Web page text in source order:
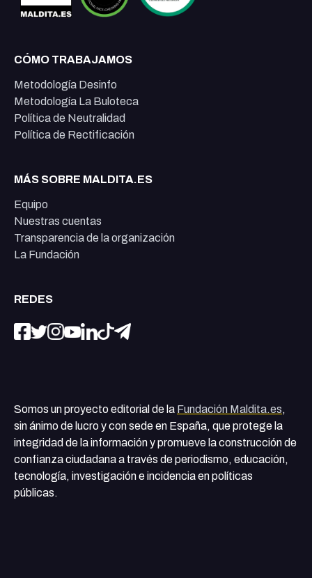
CÓMO TRABAJAMOS
Metodología Desinfo
Metodología La Buloteca
Política de Neutralidad
Política de Rectificación
MÁS SOBRE MALDITA.ES
Equipo
Nuestras cuentas
Transparencia de la organización
La Fundación
REDES
Somos un proyecto editorial de la Fundación Maldita.es,
sin ánimo de lucro y con sede en España, que protege la
integridad de la información y promueve la construcción de
confianza ciudadana a través de periodismo, educación,
tecnología, investigación e incidencia en políticas
públicas.